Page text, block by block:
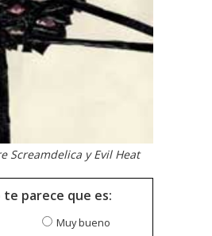
Screamdelica y Evil Heat
te parece que es:
Muy bueno